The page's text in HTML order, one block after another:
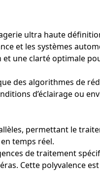
ultra haute
et les systèmes
une clarté optimale
des algorithmes de
d’éclairage ou
permettant le
temps réel.
de traitement
Cette polyvalence